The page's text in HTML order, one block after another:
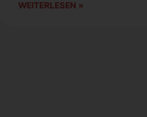
WEI­TER­LE­SEN »